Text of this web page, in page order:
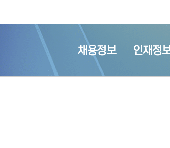
채용정보 인재정